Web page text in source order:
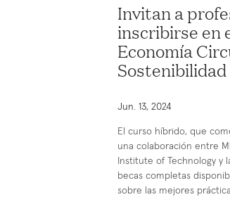
Invitan a
inscribirse en
Economía
Jun. 13, 2024
El curso híbrido, que
una colaboración entre
Institute of Technology y
becas completas
sobre las mejores